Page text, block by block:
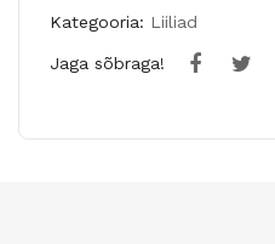
Kategooria: Liiliad
Jaga sõbraga!